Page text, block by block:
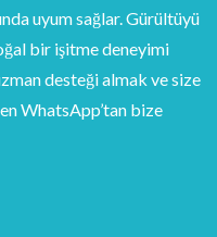
uyum sağlar. Gürültüyü
bir işitme deneyimi
desteği almak ve size
WhatsApp’tan bize